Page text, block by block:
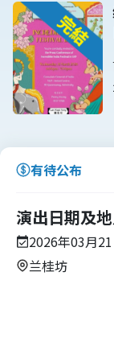
有待公布
演出日期及
2026年03月
兰桂坊